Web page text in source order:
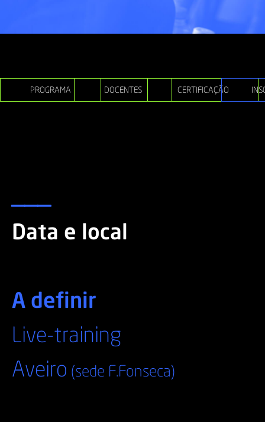
PROGRAMA DOCENTES CERTIFICAÇÃO
Data e local
A definir
Live-training
Aveiro (sede F.Fonseca)